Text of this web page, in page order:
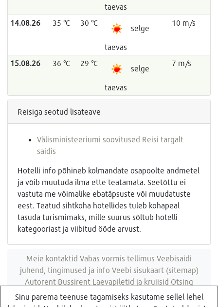
taevas
14.08.26 35 °C 30 °C
selge
taevas
10 m/s
15.08.26 36 °C 29 °C
selge
taevas
7 m/s
Reisiga seotud lisateave
Välisministeeriumi soovitused Reisi targalt
saidis
Hotelli info põhineb kolmandate osapoolte andmetel
ja võib muutuda ilma ette teatamata. Seetõttu ei
vastuta me võimalike ebatäpsuste või muudatuste
eest. Teatud sihtkoha hotellides tuleb kohapeal
tasuda turismimaks, mille suurus sõltub hotelli
kategooriast ja viibitud ööde arvust.
Meie kontaktid Vabas vormis tellimus Veebisaidi
juhend, tingimused ja info Veebi sisukaart (sitemap)
Autorent Bussirent Laevapiletid ja kruiisid Otsing
veebisaidist
Sinu parema teenuse tagamiseks kasutame sellel lehel